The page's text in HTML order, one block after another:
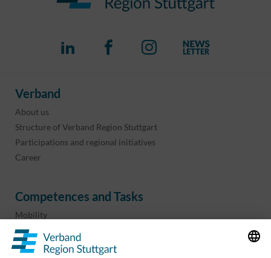
Verband
About us
Structure of Verband Region Stuttgart
Participations and regional initiatives
Career
Competences and Tasks
Mobility
Regional planning
Business development